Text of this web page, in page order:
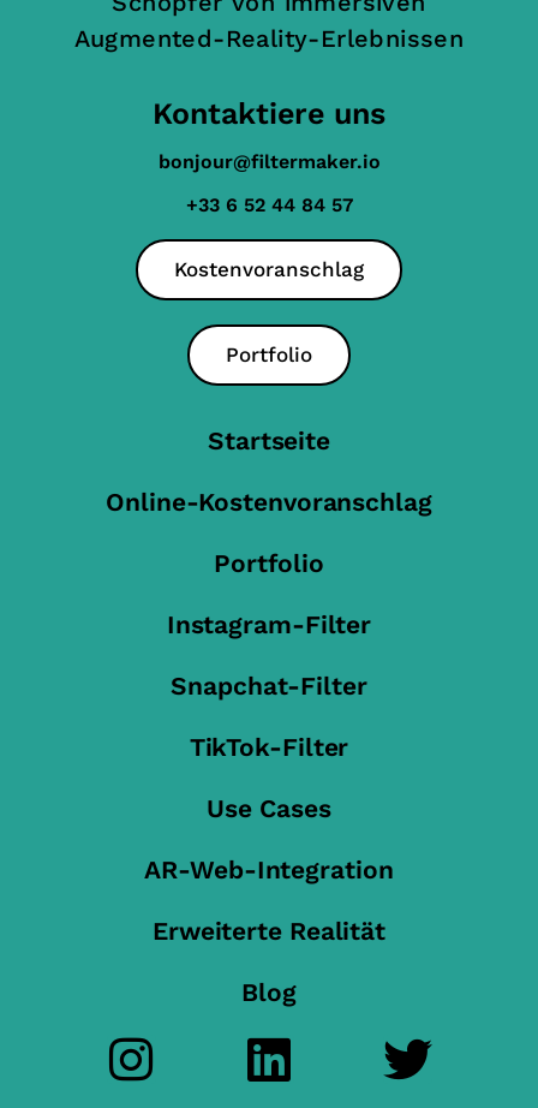
Augmented-Reality-Erlebnissen
Kontaktiere uns
bonjour@filtermaker.io
+33 6 52 44 84 57
Kostenvoranschlag
Portfolio
Startseite
Online-Kostenvoranschlag
Portfolio
Instagram-Filter
Snapchat-Filter
TikTok-Filter
Use Cases
AR-Web-Integration
Erweiterte Realität
Blog